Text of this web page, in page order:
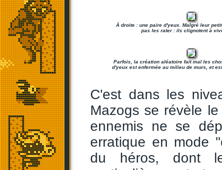
À droite : une paire d'yeux. Malgré leur
pas les rater : ils clignotent à
Parfois, la création aléatoire fait mal les
d'yeux est enfermée au milieu de murs, et
C'est dans les
Mazogs se révèle
ennemis ne se
erratique en mode
du héros, dont